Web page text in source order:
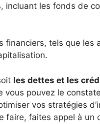
incluant les fonds de
financiers, tels que les
les dettes et les
pouvez le
vos stratégies
faire, faites appel à un